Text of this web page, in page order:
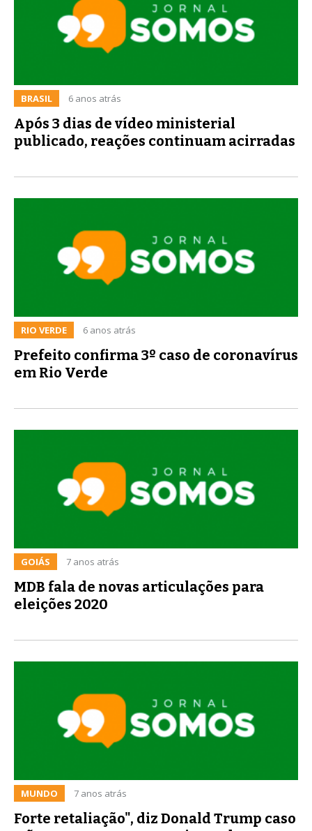
BRASIL 6 anos atrás
Após 3 dias de vídeo ministerial
publicado, reações continuam acirradas
RIO VERDE 6 anos atrás
Prefeito confirma 3º caso de coronavírus
em Rio Verde
GOIÁS 7 anos atrás
MDB fala de novas articulações para
eleições 2020
MUNDO 7 anos atrás
Forte retaliação", diz Donald Trump caso